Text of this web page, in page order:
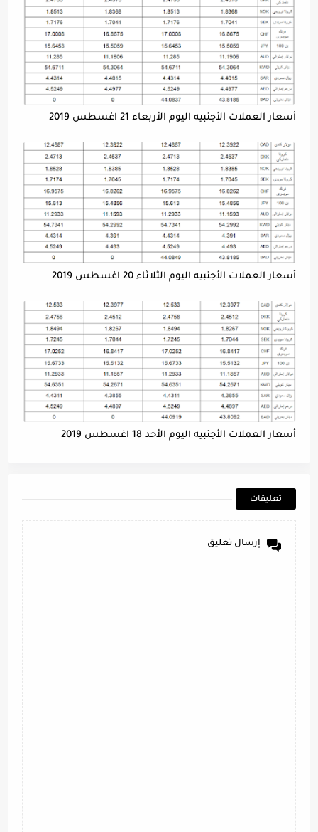
أسعار العملات الأجنبيه اليوم الأربعاء 21 اغسطس 2019
أسعار العملات الأجنبيه اليوم الثلاثاء 20 اغسطس 2019
أسعار العملات الأجنبيه اليوم الأحد 18 اغسطس 2019
تعليقات
إرسال تعليق